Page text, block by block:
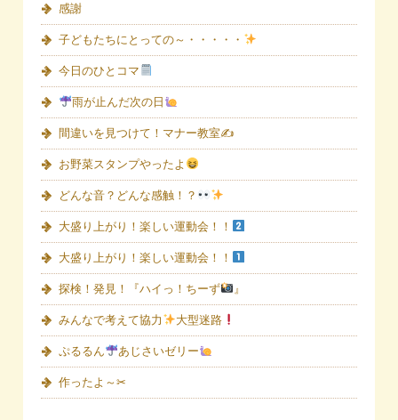
感謝
子どもたちにとっての～・・・・・
今日のひとコマ
雨が止んだ次の日
間違いを見つけて！マナー教室✍
お野菜スタンプやったよ
どんな音？どんな感触！？
大盛り上がり！楽しい運動会！！
大盛り上がり！楽しい運動会！！
探検！発見！『ハイっ！ちーず 』
みんなで考えて協力 大型迷路
ぷるるん あじさいゼリー
作ったよ～✂